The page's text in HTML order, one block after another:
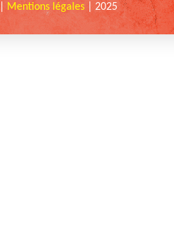
Mentions légales | 2025